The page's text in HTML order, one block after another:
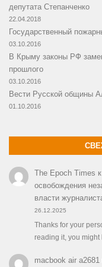
депутата Степанченко
22.04.2018
Государственный
03.10.2016
В Крыму законы РФ
прошлого
03.10.2016
Вести Русской общины
01.10.2016
The Epoch Times к
освобождения
власти
26.12.2025
Thanks for your
reading it, you
macbook air a2681